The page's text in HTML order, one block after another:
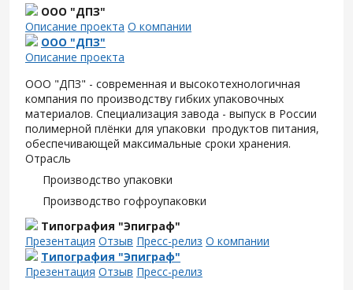
ООО "ДПЗ"
Описание проекта О компании
ООО "ДПЗ"
Описание проекта
ООО "ДПЗ" - современная и высокотехнологичная
компания по производству гибких упаковочных
материалов. Специализация завода - выпуск в России
полимерной плёнки для упаковки продуктов питания,
обеспечивающей максимальные сроки хранения.
Отрасль
Производство упаковки
Производство гофроупаковки
Типография "Эпиграф"
Презентация Отзыв Пресс-релиз О компании
Типография "Эпиграф"
Презентация Отзыв Пресс-релиз